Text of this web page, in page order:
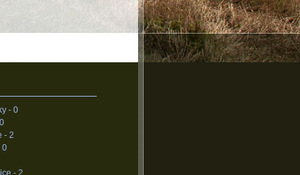
- 0
0
- 2
0
- 2